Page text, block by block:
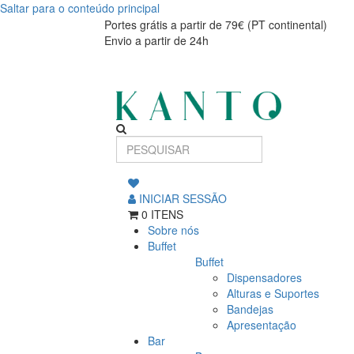
Saltar para o conteúdo principal
IB.COLHER
IB.COLHERPortes grátis a partir de 79€ (PT continental)
Envio a partir de 24h
INICIAR SESSÃO
0 ITENS
Sobre nós
Buffet
Buffet
Dispensadores
Alturas e Suportes
Bandejas
Apresentação
Bar